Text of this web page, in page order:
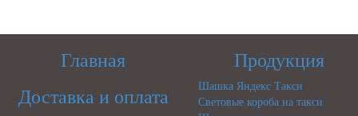
Главная
Доставка и оплата
Продукция
Шашка Яндекс Такси
Световые короба на такси